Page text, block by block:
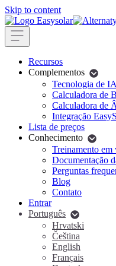
Skip to content
Recursos
Complementos
Tecnologia de
Calculadora de
Calculadora de
Integração
Lista de preços
Conhecimento
Treinamento em
Documentação
Perguntas
Blog
Contato
Entrar
Português
Hrvatski
Čeština
English
Français